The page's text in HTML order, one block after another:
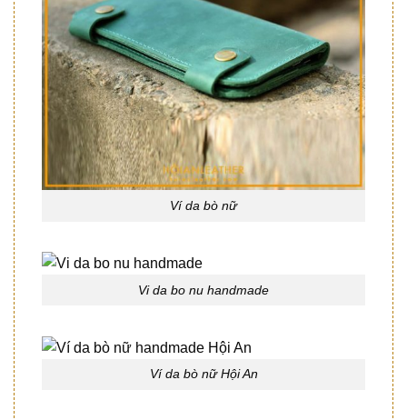
Ví da bò nữ
Vi da bo nu handmade
Ví da bò nữ Hội An